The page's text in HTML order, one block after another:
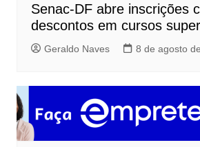
Senac-DF abre inscrições
descontos em cursos
Geraldo Naves 8 de agosto